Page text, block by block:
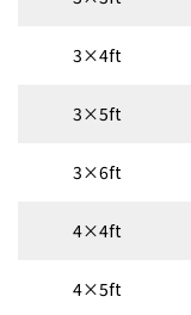
3×4ft
3×5ft
3×6ft
4×4ft
4×5ft